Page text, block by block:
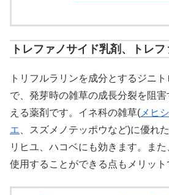
トレファノサイド乳剤、トレ
トリフルラリンを成分とするジニ
で、発芽時の雑草の成長分裂を阻
える薬剤です。イネ科の雑草( メヒ
エ 、スズメノテッポウなど)に優れ
リヒユ、ハコベにも効きます。ま
使用することができる点もメリット